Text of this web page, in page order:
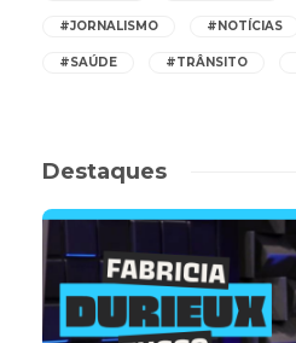
#JORNALISMO #NOTÍCIAS
#SAÚDE #TRÂNSITO
Destaques